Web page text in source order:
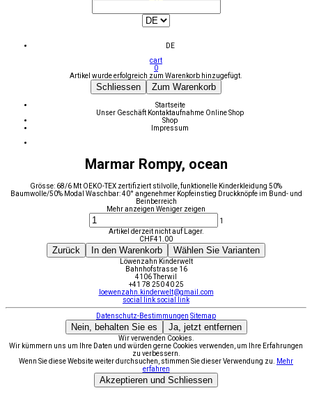
DE
cart
0
Artikel wurde erfolgreich zum Warenkorb hinzugefügt.
Schliessen Zum Warenkorb
Startseite
Unser Geschäft Kontaktaufnahme Online Shop
Shop
Impressum
Marmar Rompy, ocean
Grösse: 68/6 Mt OEKO-TEX zertifiziert stilvolle, funktionelle Kinderkleidung 50%
Baumwolle/50% Modal Waschbar: 40° angenehmer Kopfeinstieg Druckknöpfe im Bund- und
Beinberreich
Mehr anzeigen Weniger zeigen
1
Artikel derzeit nicht auf Lager.
CHF41.00
Zurück In den Warenkorb Wählen Sie Varianten
Löwenzahn Kinderwelt
Bahnhofstrasse 16
4106 Therwil
+41 78 250 40 25
loewenzahn.kinderwelt@gmail.com
social link social link
Datenschutz-Bestimmungen Sitemap
Nein, behalten Sie es Ja, jetzt entfernen
Wir verwenden Cookies.
Wir kümmern uns um Ihre Daten und würden gerne Cookies verwenden, um Ihre Erfahrungen
zu verbessern.
Wenn Sie diese Website weiter durchsuchen, stimmen Sie dieser Verwendung zu.
Mehr
erfahren
Akzeptieren und Schliessen